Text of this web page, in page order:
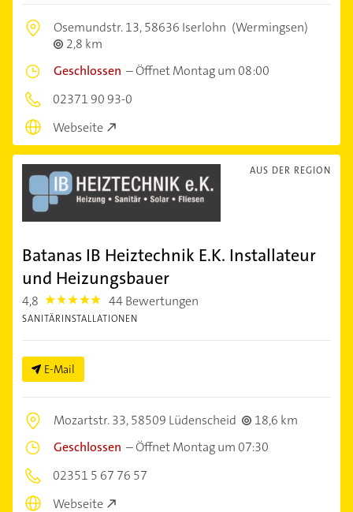
Osemundstr. 13,58636 Iserlohn (Wermingsen)
2,8 km
Geschlossen –Öffnet Montag um 08:00
02371 90 93-0
Webseite
AUS DER REGION
Batanas IB Heiztechnik E.K. Installateur
und Heizungsbauer
4,8 4.8 44 Bewertungen
SANITÄRINSTALLATIONEN
E-Mail
Mozartstr. 33,58509 Lüdenscheid
18,6 km
Geschlossen –Öffnet Montag um 07:30
02351 5 67 76 57
Webseite